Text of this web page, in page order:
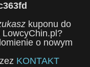
kuponu do
o nowym
KONTAKT